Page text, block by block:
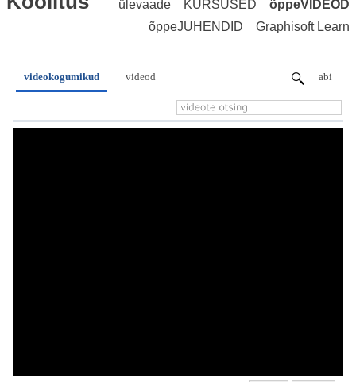
ülevaade KURSUSED
õppeVIDEOD
õppeJUHENDID
Graphisoft Learn
videokogumikud videod abi